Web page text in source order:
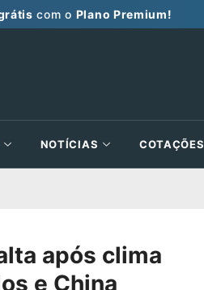
com o Plano Premium!
NOTÍCIAS COTAÇÕES
após clima
e China